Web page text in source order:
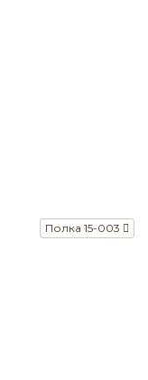
Полка 15-003